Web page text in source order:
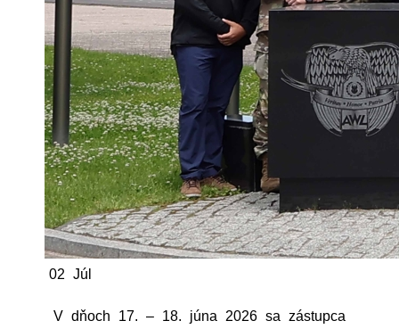
02 Júl
V dňoch 17. – 18. júna 2026 sa zástupca